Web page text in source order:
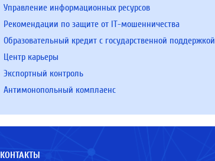
Управление информационных ресурсов
Рекомендации по защите от IT-мошенничества
Образовательный кредит с государственной поддержкой
Центр карьеры
Экспортный контроль
Антимонопольный комплаенс
КОНТАКТЫ